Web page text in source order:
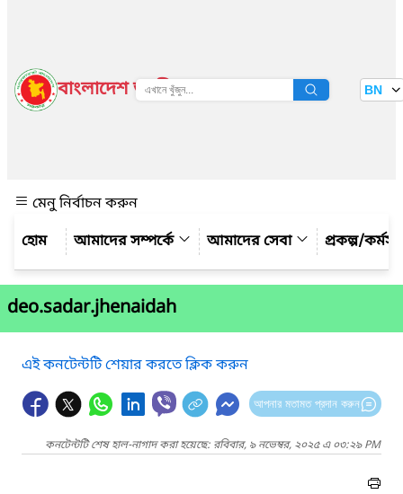
বাংলাদেশ জাতীয় তথ্য বাতায়ন BN
মেনু নির্বাচন করুন
আমাদের সম্পর্কে
আমাদের সেবা প্রকল্প/
deo.sadar.jhenaidah
এই কনটেন্টটি শেয়ার করতে ক্লিক করুন
আপনার মতামত প্রদান করুন
কনটেন্টটি শেষ হাল-নাগাদ করা হয়েছে: রবিবার, ৯ নভেম্বর, ২০২৫ এ ০৩:২৯ PM